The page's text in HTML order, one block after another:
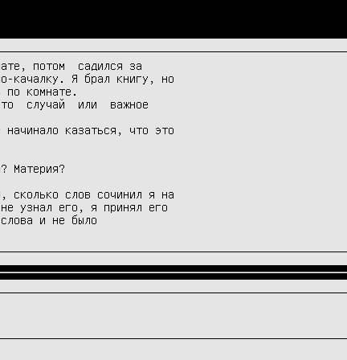
потом  садился за
качалку. Я брал книгу, но
комнате.
случай  или  важное
казаться, что это
узнал его, я принял его
и не было